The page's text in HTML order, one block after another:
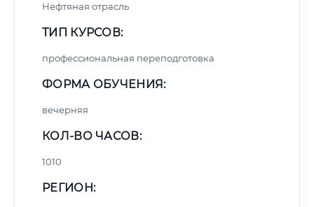
Нефтяная отрасль
ТИП КУРСОВ:
профессиональная переподготовка
ФОРМА ОБУЧЕНИЯ:
вечерняя
КОЛ-ВО ЧАСОВ:
1010
РЕГИОН: